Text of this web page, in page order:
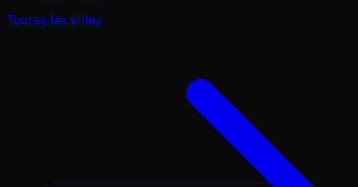
Toutes les villes